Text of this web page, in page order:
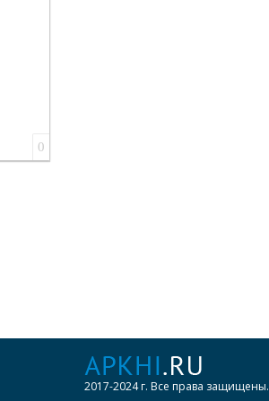
0
2017-2024 г. Все права защищены.